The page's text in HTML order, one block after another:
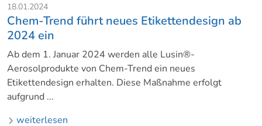
18.01.2024
Chem-Trend führt neues Etikettendesign ab
2024 ein
Ab dem 1. Januar 2024 werden alle Lusin®-
Aerosolprodukte von Chem-Trend ein neues
Etikettendesign erhalten. Diese Maßnahme erfolgt
aufgrund ...
weiterlesen